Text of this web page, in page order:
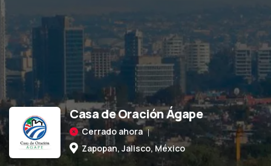
Casa de Oración Ágape
Cerrado ahora
Zapopan, Jalisco, México